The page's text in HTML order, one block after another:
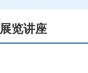
展览讲座